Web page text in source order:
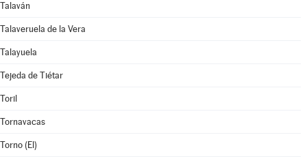
Talaván
Talaveruela de la Vera
Talayuela
Tejeda de Tiétar
Toril
Tornavacas
Torno (El)